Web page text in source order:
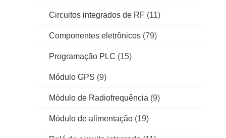
Circuitos integrados de RF (11)
Componentes eletrônicos (79)
Programação PLC (15)
Módulo GPS (9)
Módulo de Radiofrequência (9)
Módulo de alimentação (19)